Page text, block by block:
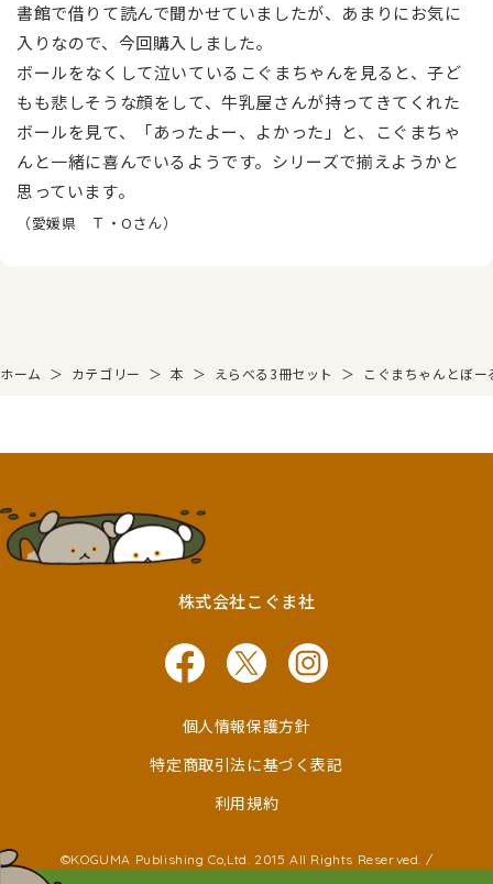
書館で借りて読んで聞かせていましたが、あまりにお気に
入りなので、今回購入しました。
ボールをなくして泣いているこぐまちゃんを見ると、子ど
もも悲しそうな顔をして、牛乳屋さんが持ってきてくれた
ボールを見て、「あったよー、よかった」と、こぐまちゃ
んと一緒に喜んでいるようです。シリーズで揃えようかと
思っています。
（愛媛県 Ｔ・Oさん）
ホーム ＞ カテゴリー ＞ 本 ＞ えらべる3冊セット ＞ こぐまちゃんとぼー
株式会社こぐま社
個人情報保護方針
特定商取引法に基づく表記
利用規約
©KOGUMA Publishing Co,Ltd. 2015 All Rights Reserved. /